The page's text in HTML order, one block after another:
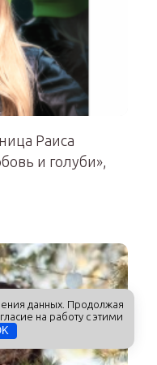
Раиса
и голуби»,
данных. Продолжая
на работу с этими